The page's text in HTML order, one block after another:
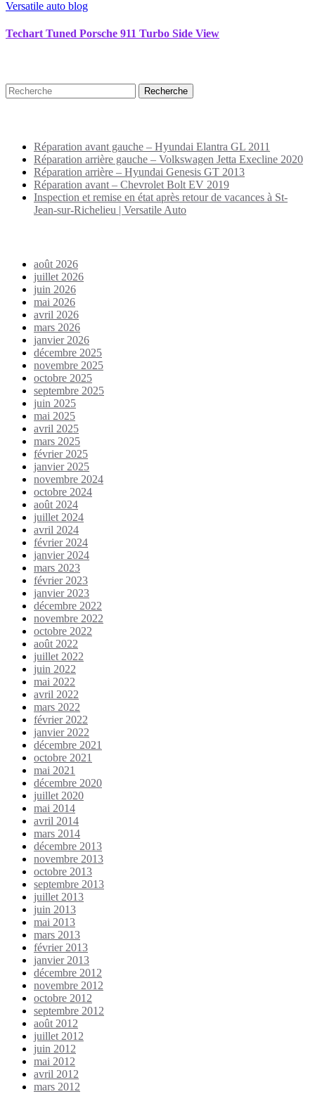
Versatile auto blog
Techart Tuned Porsche 911 Turbo Side View
Réparation avant gauche – Hyundai Elantra GL 2011
Réparation arrière gauche – Volkswagen Jetta Execline 2020
Réparation arrière – Hyundai Genesis GT 2013
Réparation avant – Chevrolet Bolt EV 2019
Inspection et remise en état après retour de vacances à St-
Jean-sur-Richelieu | Versatile Auto
août 2026
juillet 2026
juin 2026
mai 2026
avril 2026
mars 2026
janvier 2026
décembre 2025
novembre 2025
octobre 2025
septembre 2025
juin 2025
mai 2025
avril 2025
mars 2025
février 2025
janvier 2025
novembre 2024
octobre 2024
août 2024
juillet 2024
avril 2024
février 2024
janvier 2024
mars 2023
février 2023
janvier 2023
décembre 2022
novembre 2022
octobre 2022
août 2022
juillet 2022
juin 2022
mai 2022
avril 2022
mars 2022
février 2022
janvier 2022
décembre 2021
octobre 2021
mai 2021
décembre 2020
juillet 2020
mai 2014
avril 2014
mars 2014
décembre 2013
novembre 2013
octobre 2013
septembre 2013
juillet 2013
juin 2013
mai 2013
mars 2013
février 2013
janvier 2013
décembre 2012
novembre 2012
octobre 2012
septembre 2012
août 2012
juillet 2012
juin 2012
mai 2012
avril 2012
mars 2012